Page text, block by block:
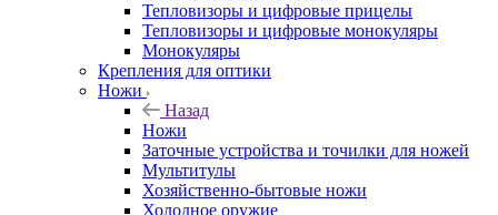
Тепловизоры и цифровые прицелы
Тепловизоры и цифровые монокуляры
Монокуляры
Крепления для оптики
Ножи
Назад
Ножи
Заточные устройства и точилки для ножей
Мультитулы
Хозяйственно-бытовые ножи
Холодное оружие